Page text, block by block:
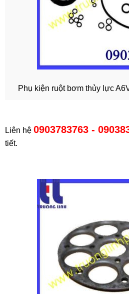
Phụ kiện ruột bơm thủy lực
Liên hệ 0903783763 -
tiết.